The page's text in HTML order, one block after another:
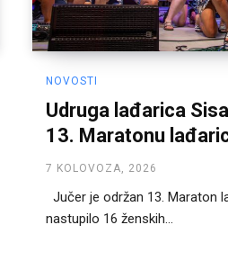
NOVOSTI
Udruga lađarica
13. Maratonu
7 KOLOVOZA, 2026
Jučer je održan 13. Maraton
nastupilo 16 ženskih...